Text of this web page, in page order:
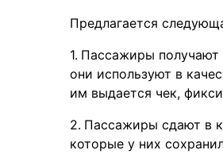
Предлагается
Пассажиры получают
они используют в
им выдается чек,
Пассажиры сдают в
которые у них